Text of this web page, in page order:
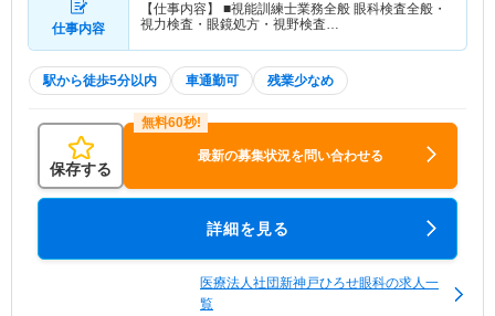
仕事内容
【仕事内容】 ■視能訓練士業務全般 眼科検査全般・
視力検査・眼鏡処方・視野検査…
駅から徒歩5分以内 車通勤可 残業少なめ
保存する
最新の募集状況を問い合わせる
詳細を見る
医療法人社団新神戸ひろせ眼科の求人一
覧